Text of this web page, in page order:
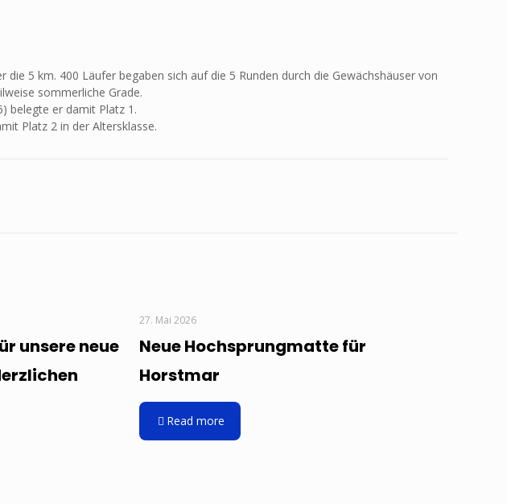
5 km. 400 Läufer begaben sich auf die 5 Runden durch die Gewächshäuser von
sommerliche Grade.
belegte er damit Platz 1.
Platz 2 in der Altersklasse.
unsere neue
27. Mai 2026
Neue Hochsprungmatte für
Horstmar
Read more